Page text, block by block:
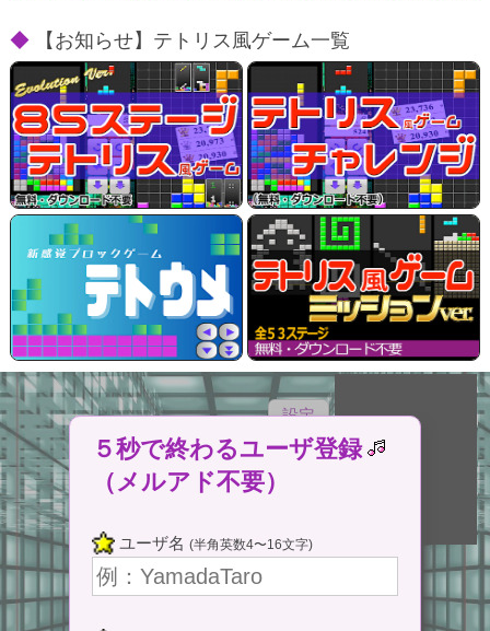
【お知らせ】テトリス風ゲーム一覧
テトリス風ゲーム
（全85ステージ）
５秒で終わるユーザ登録
（メルアド不要）
ユーザ名 (半角英数4〜16文字)
設定
(Tap Here)